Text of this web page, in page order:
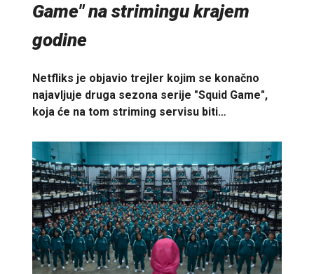
Game" na strimingu krajem
godine
Netfliks je objavio trejler kojim se konačno
najavljuje druga sezona serije "Squid Game",
koja će na tom striming servisu biti…